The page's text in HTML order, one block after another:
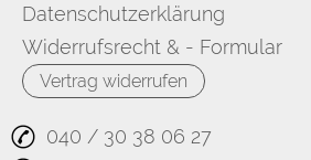
Datenschutzerklärung
Widerrufsrecht & - Formular
Vertrag widerrufen
040 / 30 38 06 27